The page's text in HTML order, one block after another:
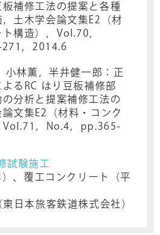
補修工法の提案と各種
土木学会論文集E2（材
構造），Vol.70，
，2014.6
小林薫，半井健一郎：正
るRC はり豆板補修部
分析と提案補修工法の
文集E2（材料・コンク
Vol.71，No.4，pp.365-
試験施工
、覆工コンクリート（平
東日本旅客鉄道株式会社）